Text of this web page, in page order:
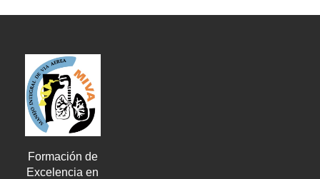
Formación de
Excelencia en